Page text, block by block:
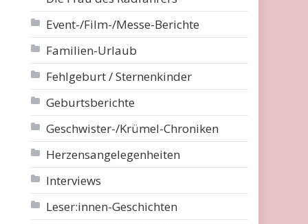
Event-/Film-/Messe-Berichte
Familien-Urlaub
Fehlgeburt / Sternenkinder
Geburtsberichte
Geschwister-/Krümel-Chroniken
Herzensangelegenheiten
Interviews
Leser:innen-Geschichten